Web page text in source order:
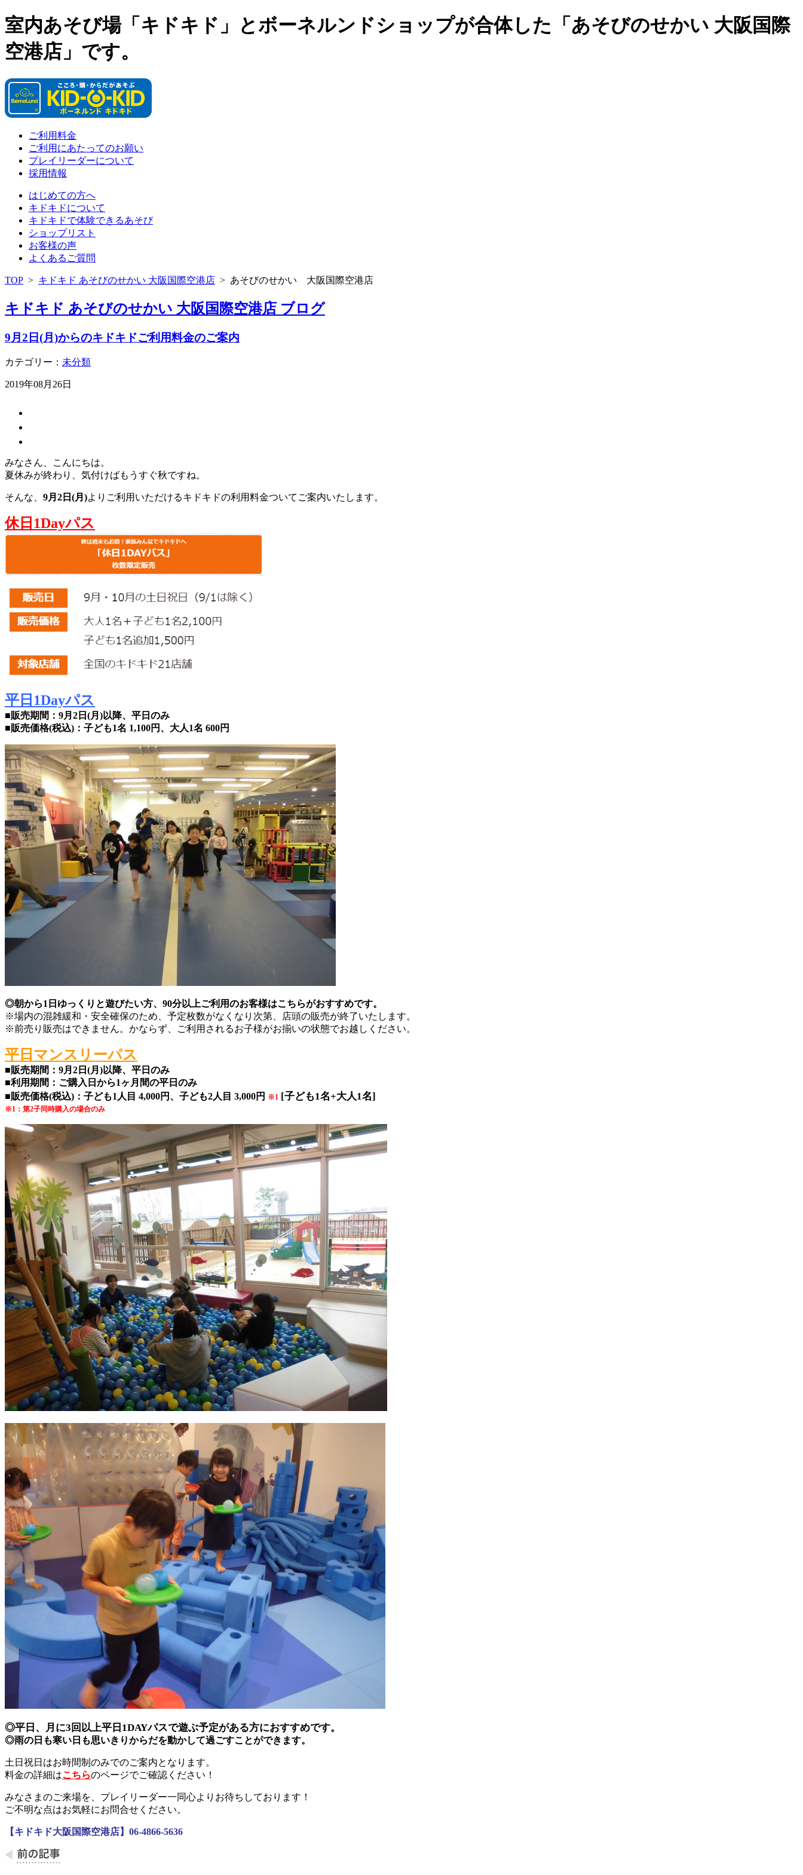
室内あそび場「キドキド」とボーネルンドショップが合体した「あそびのせかい 大阪国際
空港店」です。
ご利用料金
ご利用にあたってのお願い
プレイリーダーについて
採用情報
はじめての方へ
キドキドについて
キドキドで体験できるあそび
ショップリスト
お客様の声
よくあるご質問
TOP > キドキド あそびのせかい 大阪国際空港店 > あそびのせかい 大阪国際空港店
キドキド あそびのせかい 大阪国際空港店 ブログ
9月2日(月)からのキドキドご利用料金のご案内
カテゴリー： 未分類
2019年08月26日
みなさん、こんにちは。
夏休みが終わり、気付けばもうすぐ秋ですね。
そんな、 9月2日(月)よりご利用いただけるキドキドの利用料金ついてご案内いたします。
休日1Dayパス
平日1Dayパス
■販売期間：9月2日(月)以降、平日のみ
■販売価格(税込)：子ども1名 1,100円、大人1名 600円
◎朝から1日ゆっくりと遊びたい方、90分以上ご利用のお客様はこちらがおすすめです。
※場内の混雑緩和・安全確保のため、予定枚数がなくなり次第、店頭の販売が終了いたします。
※前売り販売はできません。かならず、ご利用されるお子様がお揃いの状態でお越しください。
平日マンスリーパス
■販売期間：9月2日(月)以降、平日のみ
■利用期間：ご購入日から1ヶ月間の平日のみ
■販売価格(税込)：子ども1人目 4,000円、子ども2人目 3,000円 ※1 [子ども1名+大人1名]
※1：第2子同時購入の場合のみ
◎平日、月に3回以上平日1DAYパスで遊ぶ予定がある方におすすめです。
◎雨の日も寒い日も思いきりからだを動かして過ごすことができます。
土日祝日はお時間制のみでのご案内となります。
料金の詳細はこちらのページでご確認ください！
みなさまのご来場を、プレイリーダー一同心よりお待ちしております！
ご不明な点はお気軽にお問合せください。
【キドキド大阪国際空港店】06-4866-5636